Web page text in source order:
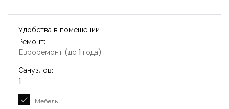
Удобства в помещении
Ремонт:
Евроремонт (до 1 года)
Санузлов:
1
Мебель